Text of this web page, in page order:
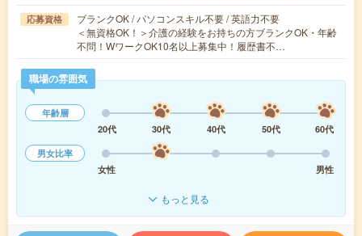
応募資格
ブランクOK / パソコンスキル不要 / 英語力不要
＜無資格OK！＞介護の経験をお持ちの方ブランクOK・年齢
不問！WワークOK10名以上募集中！履歴書不…
職場の雰囲気
年齢層
20代
30代 40代 50代
60代
男女比率
女性
男性
もっと見る